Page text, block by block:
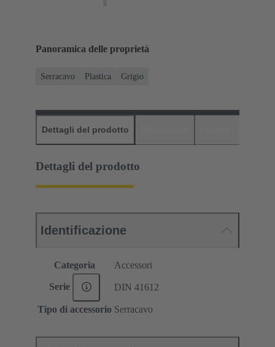
Panoramica delle proprietà
Serracavo Plastica Grigio
Dettagli del prodotto
Dettagli del prodotto
Identificazione
Categoria Accessori
Serie DIN 41612
Tipo di accessorio Serracavo